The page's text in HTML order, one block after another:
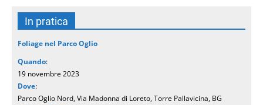
In pratica
Foliage nel Parco Oglio
Quando:
19 novembre 2023
Dove:
Parco Oglio Nord, Via Madonna di Loreto, Torre Pallavicina, BG